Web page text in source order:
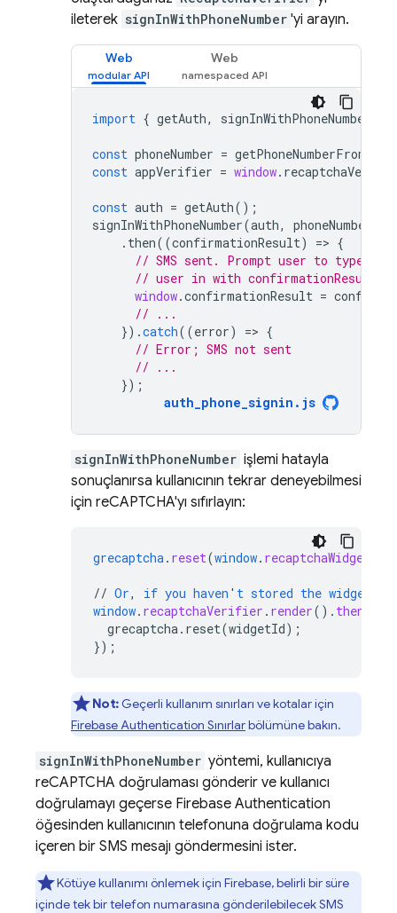
ileterek signInWithPhoneNumber 'yi arayın.
Web Web
import { getAuth, signInWithPhoneNumber
const phoneNumber =
const appVerifier = window.
const auth = getAuth();
signInWithPhoneNumber(auth, phoneNumber
. then((confirmationResult) => {
// SMS sent. Prompt user to type
// user in with
window.confirmationResult =
// ...
}).catch((error) => {
// Error; SMS not sent
// ...
});
auth_phone_signin . js
signInWithPhoneNumber işlemi hatayla
sonuçlanırsa kullanıcının tekrar deneyebilmesi
için reCAPTCHA'yı sıfırlayın:
grecaptcha. reset(window. recaptchaWidgetId
// Or, if you haven ' t stored the widget
window. recaptchaVerifier . render() . then
grecaptcha.reset(widgetId) ;
});
Not: Geçerli kullanım sınırları ve kotalar için
Firebase Authentication Sınırlarbölümüne bakın.
signInWithPhoneNumber yöntemi, kullanıcıya
reCAPTCHA doğrulaması gönderir ve kullanıcı
doğrulamayı geçerse Firebase Authentication
öğesinden kullanıcının telefonuna doğrulama kodu
içeren bir SMS mesajı göndermesini ister.
Kötüye kullanımı önlemek için Firebase, belirli bir süre
içinde tek bir telefon numarasına gönderilebilecek SMS